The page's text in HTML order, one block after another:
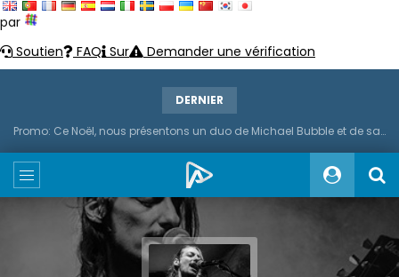
par
Soutien
FAQ Sur Demander une vérification
DERNIER
Promo: Ce Noël, nous présentons un duo de Michael Bubble et de saxophone